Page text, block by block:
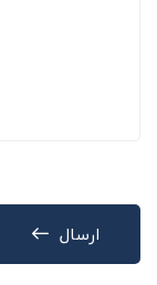
ارسال